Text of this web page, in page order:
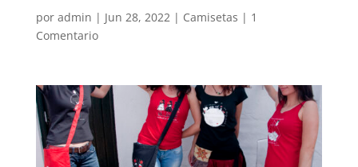
por admin | Jun 28, 2022| Camisetas | 1
Comentario